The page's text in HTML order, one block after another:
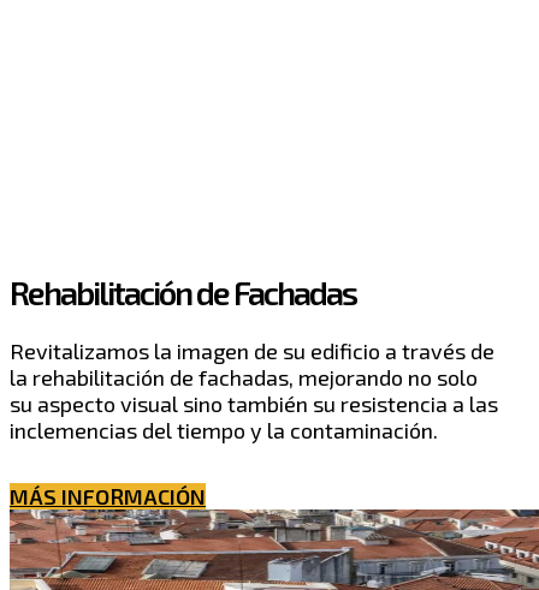
Rehabilitación de Fachadas
Revitalizamos la imagen de su edificio a través de
la rehabilitación de fachadas, mejorando no solo
su aspecto visual sino también su resistencia a las
inclemencias del tiempo y la contaminación.
MÁS INFORMACIÓN